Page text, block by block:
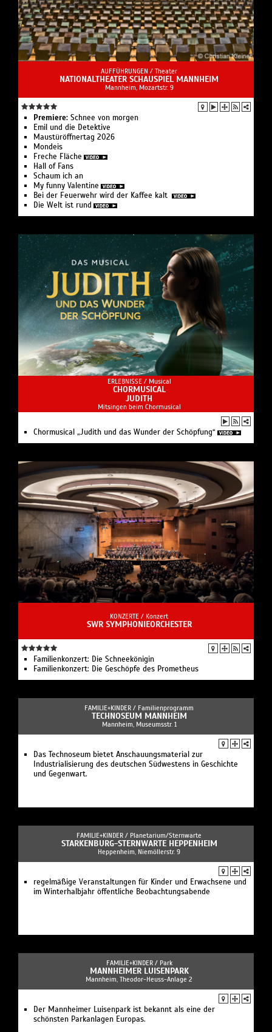
AUFFÜHRUNGEN / Theater
NATIONALTHEATER SCHAUSPIEL MANNHEIM
Mannheim, Mozartstr. 9
Premiere: Schnee von morgen
Emil und die Detektive
Maustüröffnertag 2026
Mondeis
Freche Fläche
Hall of Fans
Schaum ich an
My funny Valentine
Bei der Feuer­wehr wird der Kaffee kalt
Die Welt ist rund
ERLEBNISSE / Musical
CHORMUSICAL
JUDITH
Mitsingen beim Chormusical
Chormusical „Judith und das Wunder der Schöpfung“
KONZERTE / Konzert
SWR SYMPHONIEORCHESTER
Familienkonzert: Die Schneekönigin
Familienkonzert: Die Geschöpfe des Prometheus
FAMILIE+KINDER / Familienprogramm
TECHNOSEUM MANNHEIM
Mannheim, Museumsstr. 1
Das Technoseum bietet Anschauungsmaterial zur
Industrialisierung des deutschen Südwestens in Geschichte
und Gegenwart.
FAMILIE+KINDER / Planetarium/Sternwarte
STARKENBURG-STERNWARTE HEPPENHEIM
Heppenheim, Niemöllerstr. 9
regelmäßige Veranstaltungen für Kinder und Erwachsene und
im Winterhalbjahr öffentliche Beobachtungsabende
FAMILIE+KINDER / Park
MANNHEIMER LUISENPARK
Mannheim, Theodor-Heuss-Anlage 2
Der Mannheimer Luisenpark ist bekannt als eine der
schönsten Parkanlagen Europas.